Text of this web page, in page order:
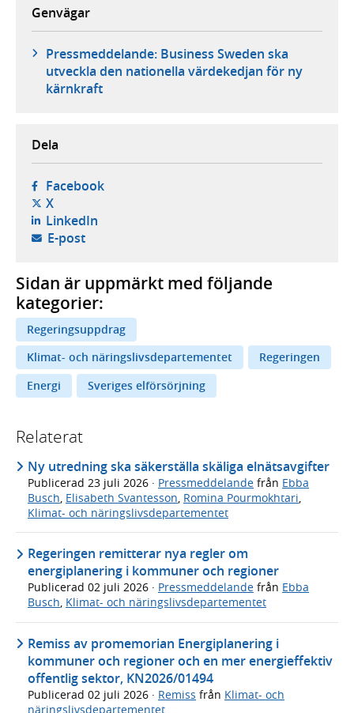
Genvägar
Pressmeddelande: Business Sweden ska
utveckla den nationella värdekedjan för ny
kärnkraft
Dela
Facebook- öppnas i ny flik, extern webbplats,
X- öppnas i ny flik, extern webbplats,
LinkedIn- öppnas i ny flik, extern webbplats,
E-post- öppnar din e-postklient,
Sidan är uppmärkt med följande
kategorier:
Regeringsuppdrag
Klimat- och näringslivsdepartementet
Regeringen
Energi
Sveriges elförsörjning
Relaterat
Ny utredning ska säkerställa skäliga elnätsavgifter
Publicerad 23 juli 2026 · Pressmeddelande från Ebba
Busch Elisabeth Svantesson Romina Pourmokhtari
Klimat- och näringslivsdepartementet
Regeringen remitterar nya regler om
energiplanering i kommuner och regioner
Publicerad 02 juli 2026 · Pressmeddelande från Ebba
Busch, Klimat- och näringslivsdepartementet
Remiss av promemorian Energiplanering i
kommuner och regioner och en mer energieffektiv
offentlig sektor, KN2026/01494
Publicerad 02 juli 2026 · Remiss från Klimat- och
näringslivsdepartementet